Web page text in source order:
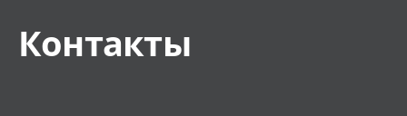
Контакты